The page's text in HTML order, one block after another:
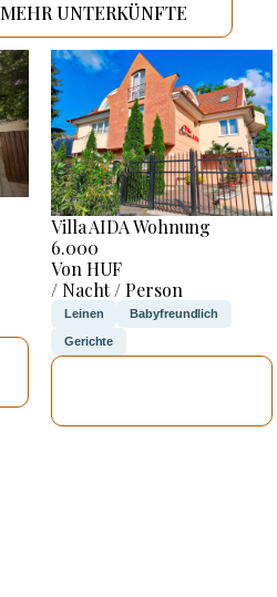
MEHR UNTERKÜNFTE
Villa AIDA Wohnung
6.000
Von HUF
/ Nacht / Person
Leinen Babyfreundlich
Gerichte